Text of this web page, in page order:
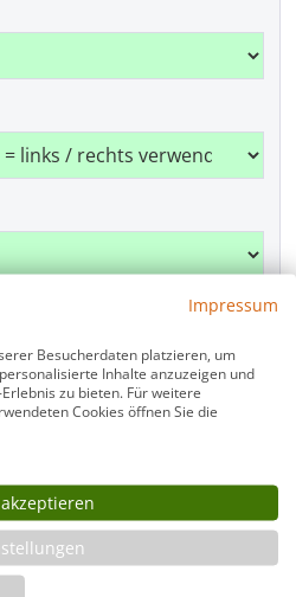
Impressum
Besucherdaten platzieren, um
Inhalte anzuzeigen und
zu bieten. Für weitere
Cookies öffnen Sie die